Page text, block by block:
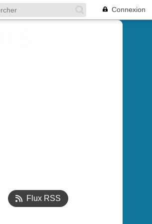
Connexion
Flux RSS